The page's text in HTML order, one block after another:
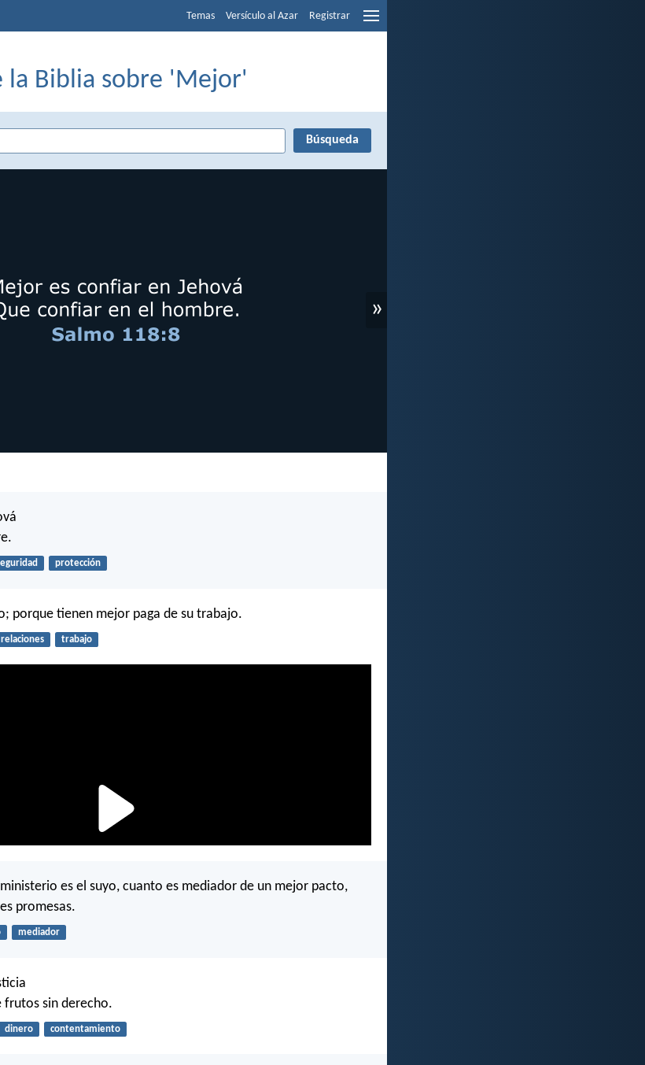
Temas Versículo al Azar Registrar
la Biblia sobre 'Mejor'
»
protección
porque tienen mejor paga de su trabajo.
relaciones trabajo
es el suyo, cuanto es mediador de un mejor pacto,
promesas.
mediador
frutos sin derecho.
dinero contentamiento